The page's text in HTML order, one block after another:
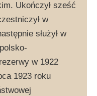
Ukończył sześć
w
służył w
w 1922
1923 roku